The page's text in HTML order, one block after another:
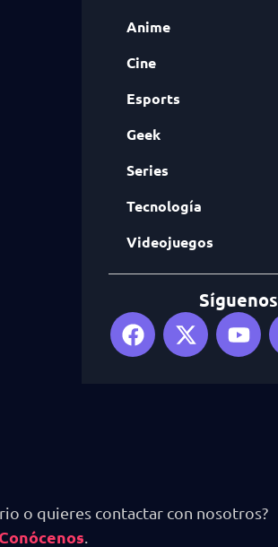
Anime
Cine
Esports
Geek
Series
Tecnología
Videojuegos
Síguenos
o quieres contactar con nosotros?
Conócenos